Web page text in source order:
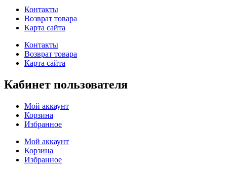
Контакты
Возврат товара
Карта сайта
Контакты
Возврат товара
Карта сайта
Кабинет пользователя
Мой аккаунт
Корзина
Избранное
Мой аккаунт
Корзина
Избранное